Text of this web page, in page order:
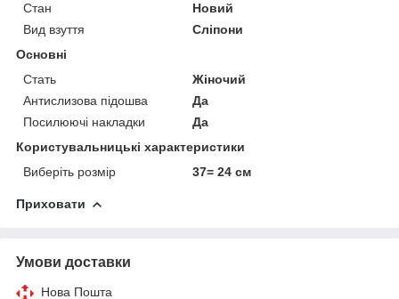
Стан
Новий
Вид взуття
Сліпони
Основні
Стать
Жіночий
Антислизова підошва
Да
Посилюючі накладки
Да
Користувальницькі характеристики
Виберіть розмір
37= 24 см
Приховати
Умови доставки
Нова Пошта